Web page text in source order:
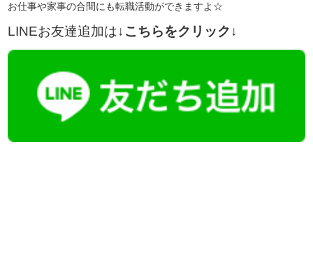
お仕事や家事の合間にも転職活動ができますよ☆
LINEお友達追加は↓こちらをクリック↓